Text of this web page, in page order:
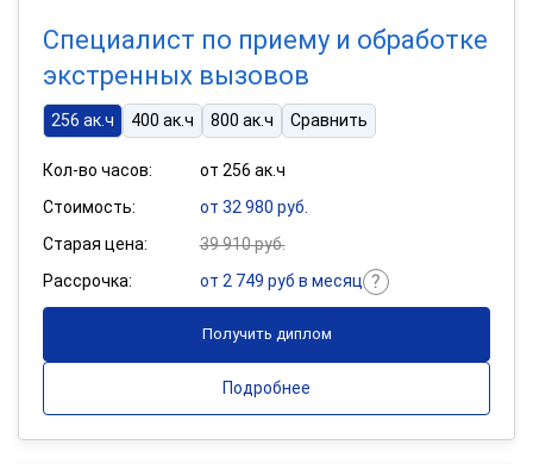
Специалист по приему и обработке
экстренных вызовов
256 ак.ч 400 ак.ч 800 ак.ч Сравнить
Кол-во часов:
от 256 ак.ч
Стоимость:
от 32 980 руб.
Старая цена:
39 910 руб.
Рассрочка:
от 2 749 руб в месяц
Получить диплом
Подробнее